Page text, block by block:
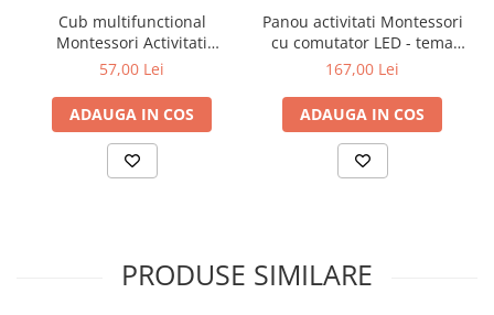
Ofera experiente tactile variate care sustin
invatarea senzoriala.
Copii 3 ani+
Activitati educative acasa sau la gradinita
Cub multifunctional
Montessori Activitati
Senzoriale
57,00 Lei
ADAUGA IN COS
Panou activitati Montessori
cu comutator LED - tema
spatiu
167,00 Lei
ADAUGA IN COS
PRODUSE SIMILARE